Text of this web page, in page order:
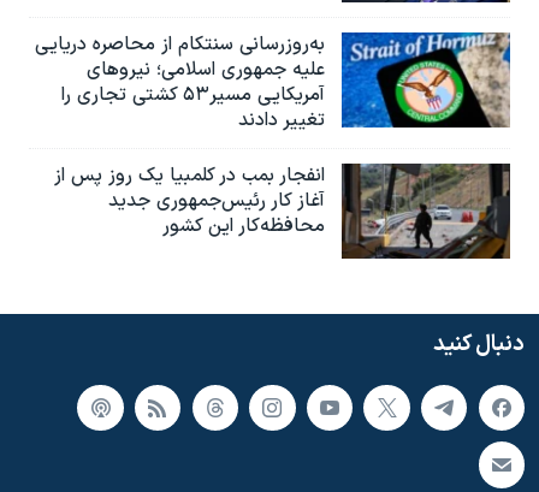
به‌روزرسانی سنتکام از محاصره دریایی
علیه جمهوری اسلامی؛ نیروهای
آمریکایی مسیر۵۳ کشتی تجاری را
تغییر دادند
انفجار بمب‌‌ در کلمبیا یک روز پس از
آغاز کار رئیس‌جمهوری جدید
محافظه‌کار این کشور
دنبال کنید